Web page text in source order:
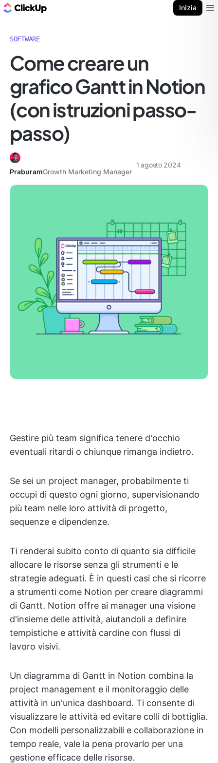
Inizia
SOFTWARE
Come creare un
grafico Gantt in Notion
(con istruzioni passo-
passo)
PraburamGrowth Marketing Manager
1 agosto 2024
Gestire più team significa tenere d'occhio
eventuali ritardi o chiunque rimanga indietro.
Se sei un project manager, probabilmente ti
occupi di questo ogni giorno, supervisionando
più team nelle loro attività di progetto,
sequenze e dipendenze.
Ti renderai subito conto di quanto sia difficile
allocare le risorse senza gli strumenti e le
strategie adeguati. È in questi casi che si ricorre
a strumenti come Notion per creare diagrammi
di Gantt. Notion offre ai manager una visione
d'insieme delle attività, aiutandoli a definire
tempistiche e attività cardine con flussi di
lavoro visivi.
Un diagramma di Gantt in Notion combina la
project management e il monitoraggio delle
attività in un'unica dashboard. Ti consente di
visualizzare le attività ed evitare colli di bottiglia.
Con modelli personalizzabili e collaborazione in
tempo reale, vale la pena provarlo per una
gestione efficace delle risorse.